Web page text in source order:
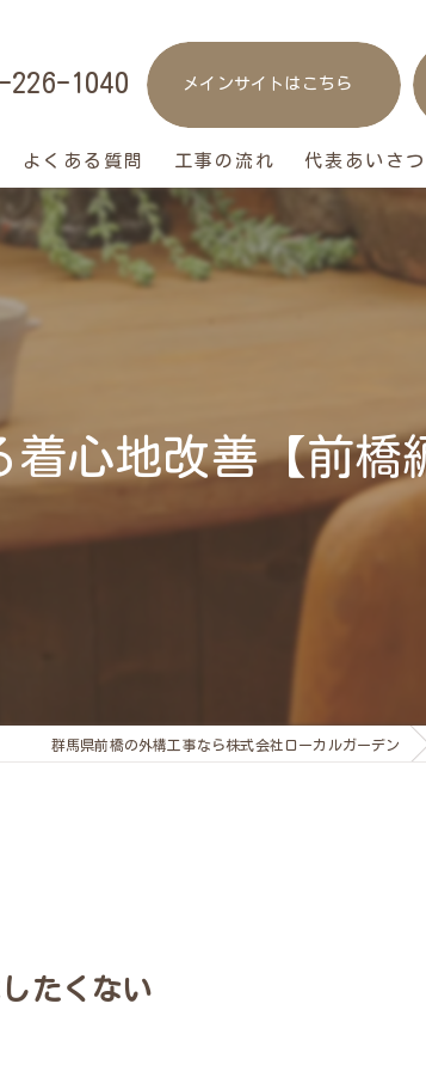
226-1040 メインサイトはこちら
よくある質問 工事の流れ 代表あいさつ
着心地改善【前橋
群馬県前橋の外構工事なら株式会社ローカルガーデン
たくない